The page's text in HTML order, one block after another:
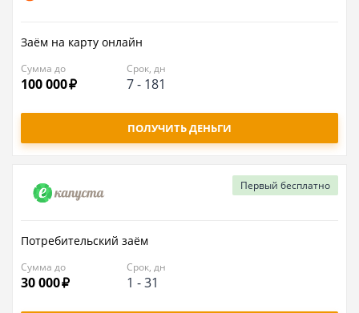
Заём на карту онлайн
Сумма до
100 000
Срок, дн
7- 181
ПОЛУЧИТЬ ДЕНЬГИ
Потребительский заём
Сумма до
30 000
Срок, дн
1 -31
Первый бесплатно